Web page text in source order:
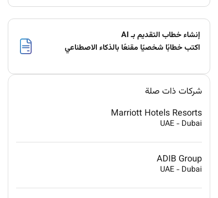
إنشاء خطاب التقديم بـ AI
اكتب خطابًا شخصيًا مقنعًا بالذكاء الاصطناعي
شركات ذات صلة
Marriott Hotels Resorts
UAE - Dubai
ADIB Group
UAE - Dubai